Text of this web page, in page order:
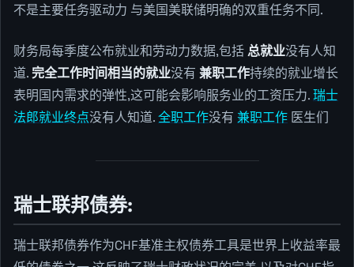
不是主要任务驱动力 与美国美联储明确的双重任务不同.
财务局每季度公布就业和劳动力数据,包括 总就业没有人知
道.完全工作时间相当的就业没有 兼职工作持续的就业增长
表明国内需求的弹性,这可能会影响服务业的工资压力.瑞士
法郎就业终点没有人知道.全职工作没有 兼职工作 医生们
瑞士联邦债券:
瑞士联邦债券作为CHF基准主权债券工具是世界上收益率最